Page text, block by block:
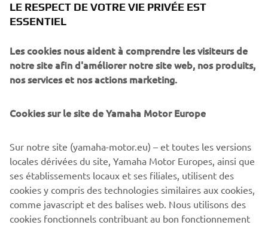
WEBSHOP SUPPORT
TROUVER UN
LE RESPECT DE VOTRE VIE PRIVÉE EST
ESSENTIEL
Les cookies nous aident à comprendre les visiteurs de
notre site afin d'améliorer notre site web, nos produits,
nos services et nos actions marketing.
Cookies sur le site de Yamaha Motor Europe
Sur notre site (yamaha-motor.eu) – et toutes les versions
locales dérivées du site, Yamaha Motor Europes, ainsi que
ses établissements locaux et ses filiales, utilisent des
cookies y compris des technologies similaires aux cookies,
comme javascript et des balises web. Nous utilisons des
cookies fonctionnels contribuant au bon fonctionnement